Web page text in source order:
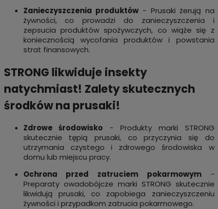
Zanieczyszczenia produktów- Prusaki żerują na
żywności, co prowadzi do zanieczyszczenia i
zepsucia produktów spożywczych, co wiąże się z
koniecznością wycofania produktów i powstania
strat finansowych.
STRONG likwiduje insekty
natychmiast! Zalety skutecznych
środków na prusaki!
Zdrowe środowisko - Produkty marki STRONG
skutecznie tępią prusaki, co przyczynia się do
utrzymania czystego i zdrowego środowiska w
domu lub miejscu pracy.
Ochrona przed zatruciem pokarmowym-
Preparaty owadobójcze marki STRONG skutecznie
likwidują prusaki, co zapobiega zanieczyszczeniu
żywności i przypadkom zatrucia pokarmowego.